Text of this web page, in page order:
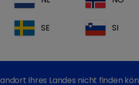
SE SI
Ihres Landes nicht finden